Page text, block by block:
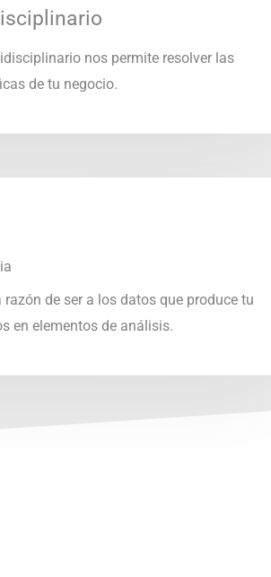
nos permite resolver las
de tu negocio.
razón de ser a los datos que produce tu
en elementos de análisis.